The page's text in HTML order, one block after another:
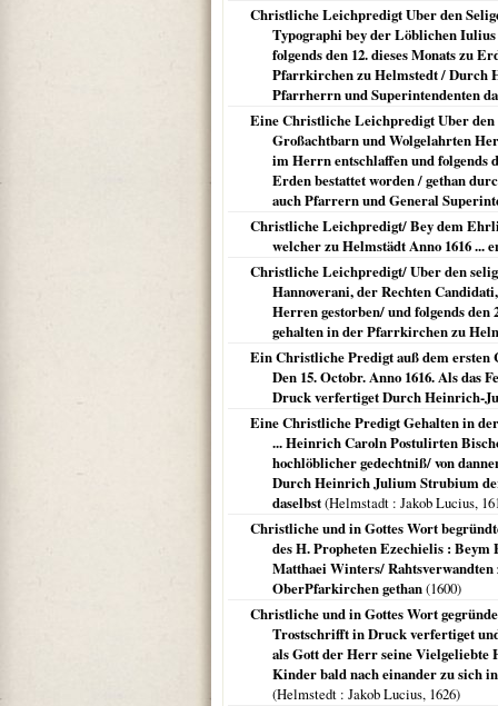
Christliche Leichpredigt Uber den
Typographi bey der Löblichen
folgends den 12. dieses Monats zu
Pfarrkirchen zu Helmstedt / Durch
Pfarrherrn und Superintendenten
Eine Christliche Leichpredigt Uber den
Großachtbarn und Wolgelahrten
im Herrn entschlaffen und folgends
Erden bestattet worden / gethan
auch Pfarrern und General
Christliche Leichpredigt/ Bey dem
welcher zu Helmstädt Anno 1616 ...
Christliche Leichpredigt/ Uber den
Hannoverani, der Rechten
Herren gestorben/ und folgends
gehalten in der Pfarrkirchen zu
Ein Christliche Predigt auß dem ersten
Den 15. Octobr. Anno 1616. Als das
Druck verfertiget Durch Heinrich-
Eine Christliche Predigt Gehalten in
... Heinrich Caroln Postulirten
hochlöblicher gedechtniß/ von
Durch Heinrich Julium Strubium
daselbst(Helmstadt : Jakob Lucius,
Christliche und in Gottes Wort
des H. Propheten Ezechielis :
Matthaei Winters/
OberPfarkirchen gethan(1600)
Christliche und in Gottes Wort
Trostschrifft in Druck verfertiget
als Gott der Herr seine Vielgeliebte
Kinder bald nach einander zu sich
(Helmstedt : Jakob Lucius, 1626)